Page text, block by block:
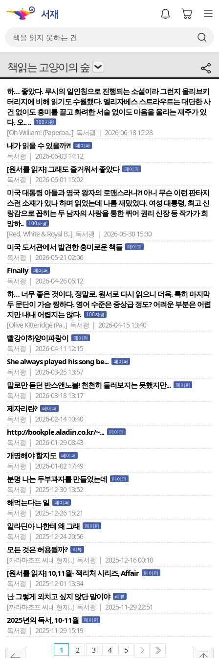
책읽는 고양이의 숲
하… 좋았다. 루시의 일인칭으로 진행되는 소설이라 그런지 올리브키
터리지에 비해 읽기도 수월했다. 엘리자베스 스트라우트는 대단한 사
건 없이도 흥미를 끌고 화려한 서술 없이도 마음을 울리는 재주가 있
다. 오.. ..
100자평
[Oh William! (Paperba..] 독서괭 | 2026-06-18 15:28
내가 읽을 수 있을까?! 페이퍼
독서괭 | 2026-06-03 14:12
[원서를 읽자] 그래도 즐거워서 좋았다 페이퍼
독서괭 | 2026-06-01 15:02
미국 대통령 아들과 영국 왕자의 로맨스라니?! 아니 무슨 이런 판타지
스런 소재가 있나 하며 읽었는데 나름 재밌었다. 여성 대통령, 최고 신
랑감으로 꼽히는 두 남자의 사랑을 통한 퀴어 권리 신장 등 작가가 희
망하..
100자평
[Red, White & Royal B..] 독서괭 | 2026-05-30 15:30
미국 도서관에서 발견한 흥미로운 책들 페이퍼
독서괭 | 2026-05-21 02:06
Finally 페이퍼
독서괭 | 2026-04-26 05:12
하… 너무 좋은 것이다, 정말로. 원서로 다시 읽으니 더욱. 특히 마지막
두 문단이 가슴 찡하다. 영어 수준은 중상급 정도? 어려운 부분은 어렵
지만 내내 어렵지는 않다.
100자평
[Olive Kitteridge (Pa..] 독서괭 | 2026-04-15 13:40
빨강이하양이파랑이 페이퍼
독서괭 | 2026-04-11 12:15
She always played his song be... 페이퍼
독서괭 | 2026-03-25 13:57
말로만 듣던 반스앤노블! 천천히 둘러보지는 못했지만... 페이퍼
독서괭 | 2026-03-18 13:17
제자리란? 페이퍼
독서괭 | 2026-02-14 10:40
http://bookple.aladin.co.kr/~... 페이퍼
독서괭 | 2026-01-29 08:43
개명해야 할지도 페이퍼
독서괭 | 2026-01-02 17:49
분명 나는 두부과자를 만들었는데 페이퍼
독서괭 | 2025-12-30 13:52
해먹는다는 일 페이퍼
독서괭 | 2025-12-26 15:21
알라딘아 나한테 왜 그래 페이퍼
독서괭 | 2025-12-24 20:56
모든 것은 허용될까? 리뷰
[카라마조프 씨네 형제..] 독서괭 | 2025-12-16 00:10
[원서를 읽자] 10,11월- 잭리처 시리즈, Affair 페이퍼
독서괭 | 2025-12-01 13:34
난 그렇게 외치고 싶지 않단 말이야 리뷰
[까라마조프 씨네 형제..] 독서괭 | 2025-11-29 22:51
2025년의 독서, 10-11월 페이퍼
독서괭 | 2025-11-29 15:19
1 2 3 4 5